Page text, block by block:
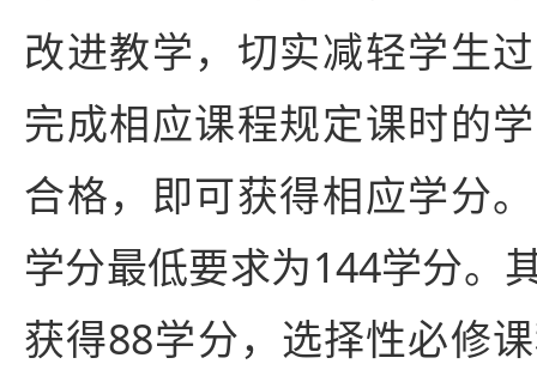
改进教学，切实减轻学生
完成相应课程规定课时的
合格，即可获得相应学分
学分最低要求为144学分。
获得88学分，选择性必修